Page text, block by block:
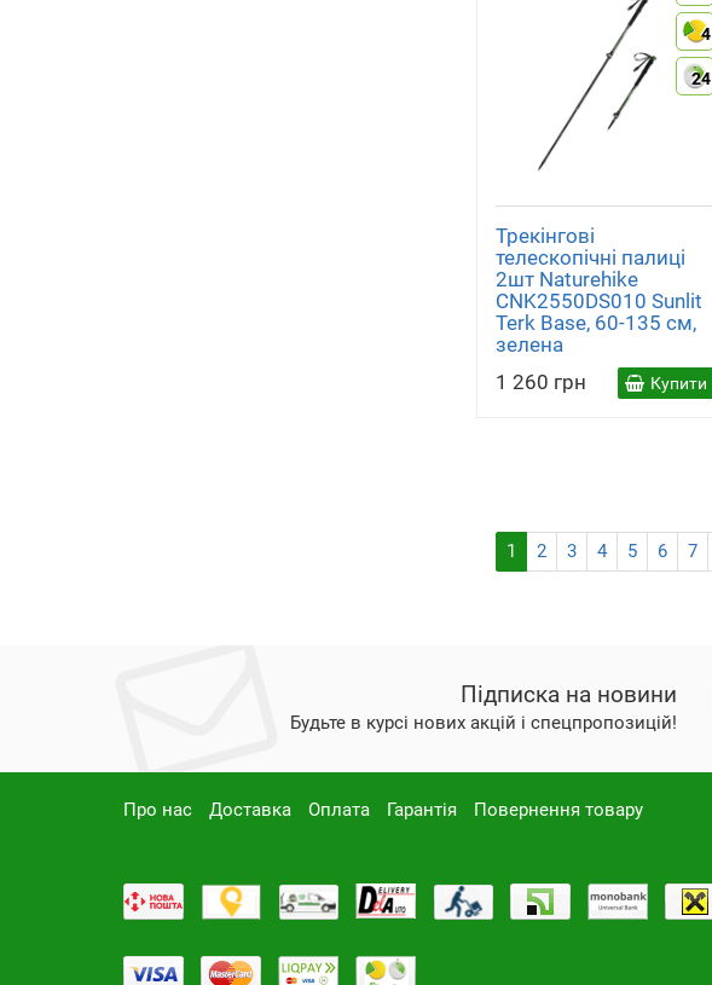
4
24
Трекінгові
телескопічні палиці
2шт Naturehike
CNK2550DS010 Sunlit
Terk Base, 60-135 см,
зелена
1 260 грн
Купити
1 2 3 4 5 6 7
Підписка на новини
Будьте в курсі нових акцій і спецпропозицій!
Про нас Доставка Оплата Гарантія Повернення товару